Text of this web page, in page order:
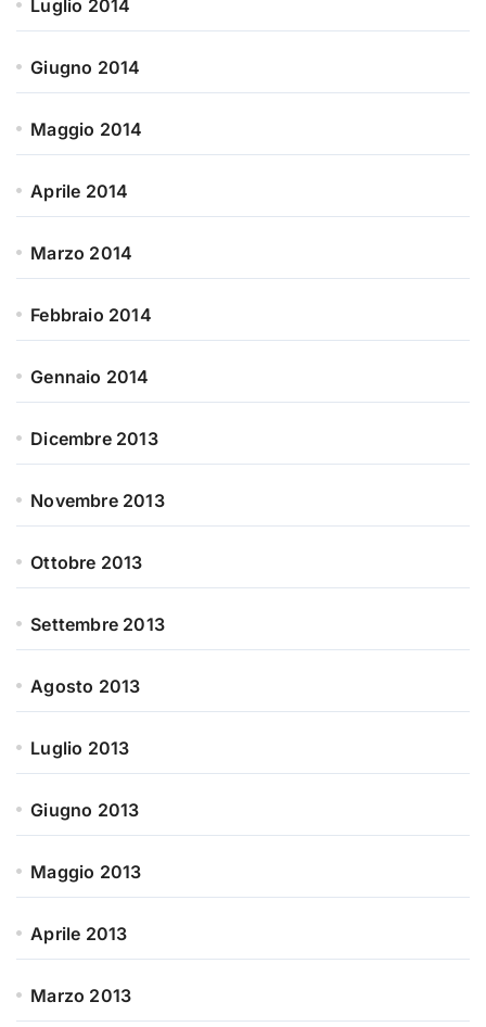
Luglio 2014
Giugno 2014
Maggio 2014
Aprile 2014
Marzo 2014
Febbraio 2014
Gennaio 2014
Dicembre 2013
Novembre 2013
Ottobre 2013
Settembre 2013
Agosto 2013
Luglio 2013
Giugno 2013
Maggio 2013
Aprile 2013
Marzo 2013